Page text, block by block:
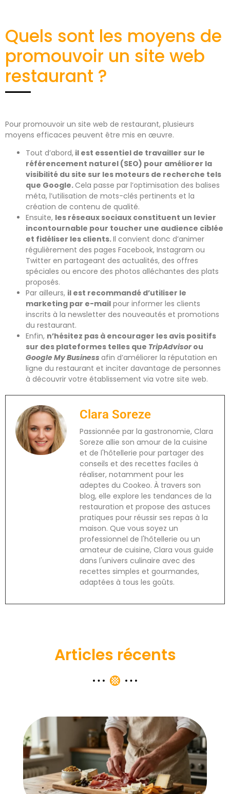
Quels sont les moyens de
promouvoir un site web
restaurant ?
Pour promouvoir un site web de restaurant, plusieurs
moyens efficaces peuvent être mis en œuvre.
Tout d’abord, il est essentiel de travailler sur le
référencement naturel (SEO) pour améliorer la
visibilité du site sur les moteurs de recherche tels
que Google.Cela passe par l’optimisation des balises
méta, l’utilisation de mots-clés pertinents et la
création de contenu de qualité.
Ensuite, les réseaux sociaux constituent un levier
incontournable pour toucher une audience ciblée
et fidéliser les clients.Il convient donc d’animer
régulièrement des pages Facebook, Instagram ou
Twitter en partageant des actualités, des offres
spéciales ou encore des photos alléchantes des plats
proposés.
Par ailleurs, il est recommandé d’utiliser le
marketing par e-mail pour informer les clients
inscrits à la newsletter des nouveautés et promotions
du restaurant.
Enfin, n’hésitez pas à encourager les avis positifs
sur des plateformes telles que TripAdvisorou
Google My Business afin d’améliorer la réputation en
ligne du restaurant et inciter davantage de personnes
à découvrir votre établissement via votre site web.
Clara Soreze
Passionnée par la gastronomie, Clara
Soreze allie son amour de la cuisine
et de l'hôtellerie pour partager des
conseils et des recettes faciles à
réaliser, notamment pour les
adeptes du Cookeo. À travers son
blog, elle explore les tendances de la
restauration et propose des astuces
pratiques pour réussir ses repas à la
maison. Que vous soyez un
professionnel de l'hôtellerie ou un
amateur de cuisine, Clara vous guide
dans l'univers culinaire avec des
recettes simples et gourmandes,
adaptées à tous les goûts.
Articles récents